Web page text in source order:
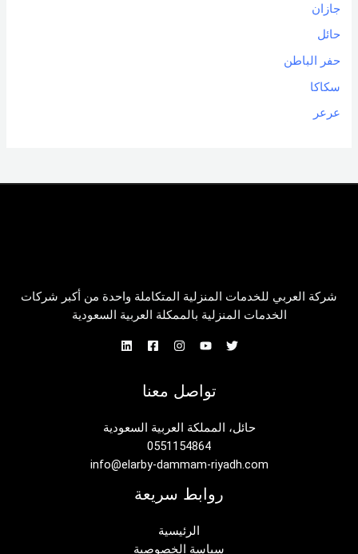
جازان
حائل
حفر الباطن
سكاكا
عرعر
شركة العربي للخدمات المنزلية المتكاملة واحدة من أكبر شركات
الخدمات المنزلية بالممكلة العربية السعودية
تواصل معنا
حائل، المملكة العربية السعودية
0551154864
info@elarby-dammam-riyadh.com
روابط سريعة
الرئيسية
سياسة الخصوصية